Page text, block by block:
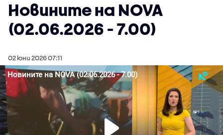
Новините на NOVA
(02.06.2026 - 7.00)
02 юни 2026 07:11